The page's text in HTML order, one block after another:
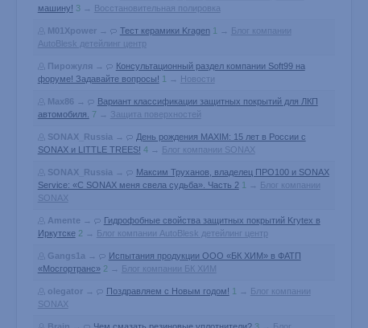
машину! 3→ Восстановительная полировка
M01Xpower→ Тест керамики Kragen 1 → Блог компании
AutoBlesk детейлинг центр
Пирожуля →
Консультационный раздел компании Soft99 на
форуме! Задавайте вопросы! 1 → Новости
Max86 →
Вариант классификации защитных покрытий для ЛКП
автомобиля.
7→ Защита поверхностей
SONAX_Russia →
День рождения MAXIM: 15 лет в России с
SONAX и LITTLE TREES! 4→ Блог компании SONAX
SONAX_Russia →
Максим Труханов, владелец ПРО100 и SONAX
Service: «С SONAX меня свела судьба». Часть 2 1 → Блог компании
SONAX
Amente →
Гидрофобные свойства защитных покрытий Krytex в
Иркутске 2 → Блог компании AutoBlesk детейлинг центр
Gangs1a →
Испытания продукции ООО «БК ХИМ» в ФАТП
«Мосгортранс» 2 → Блог компании БК ХИМ
olegator→ Поздравляем с Новым годом! 1 → Блог компании
SONAX